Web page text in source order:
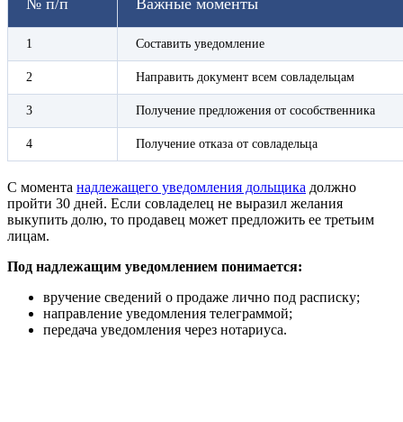
1 Составить уведомление
2 Направить документ всем совладельцам
3 Получение предложения от сособственника
4 Получение отказа от совладельца
С момента надлежащего уведомления дольщика должно
пройти 30 дней. Если совладелец не выразил желания
выкупить долю, то продавец может предложить ее третьим
лицам.
Под надлежащим уведомлением понимается:
вручение сведений о продаже лично под расписку;
направление уведомления телеграммой;
передача уведомления через нотариуса.